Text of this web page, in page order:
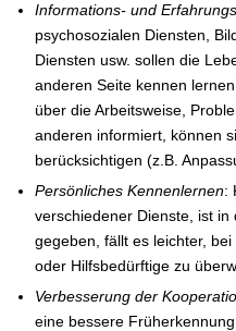
Informations- und
psychosozialen Diensten,
Diensten usw. sollen die
anderen Seite kennen
über die Arbeitsweise,
anderen informiert, können
berücksichtigen (z.B.
Persönliches Kennenlernen:
verschiedener Dienste, ist
gegeben, fällt es leichter,
oder Hilfsbedürftige zu
Verbesserung der
eine bessere